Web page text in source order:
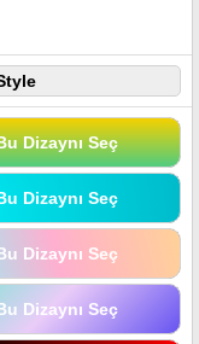
Dizaynı Seç
Dizaynı Seç
Dizaynı Seç
Dizaynı Seç